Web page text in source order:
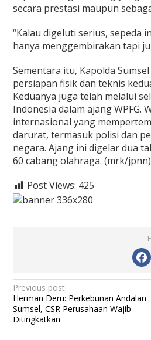
secara prestasi maupun
“Kalau digeluti serius, sepeda
hanya menggembirakan tapi
Sementara itu, Kapolda
persiapan fisik dan teknis
Keduanya juga telah melalui
Indonesia dalam ajang WPFG.
internasional yang
darurat, termasuk polisi dan
negara. Ajang ini digelar dua
60 cabang olahraga. (mrk/jpnn)
Post Views: 425
P
o
s
Previous post
Herman Deru: Perkebunan Andalan
Sumsel, CSR Perusahaan Wajib
Ditingkatkan